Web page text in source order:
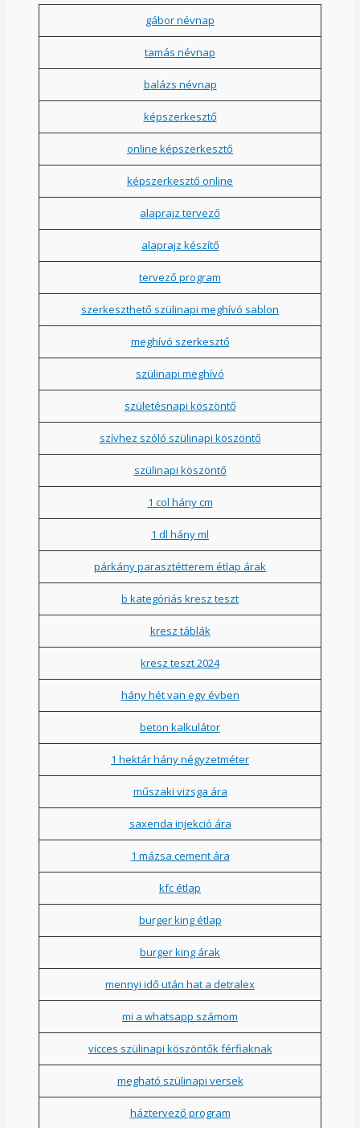
gábor névnap
tamás névnap
balázs névnap
képszerkesztő
online képszerkesztő
képszerkesztő online
alaprajz tervező
alaprajz készítő
tervező program
szerkeszthető szülinapi meghívó sablon
meghívó szerkesztő
szülinapi meghívó
születésnapi köszöntő
szívhez szóló szülinapi köszöntő
szülinapi köszöntő
1 col hány cm
1 dl hány ml
párkány parasztétterem étlap árak
b kategóriás kresz teszt
kresz táblák
kresz teszt 2024
hány hét van egy évben
beton kalkulátor
1 hektár hány négyzetméter
műszaki vizsga ára
saxenda injekció ára
1 mázsa cement ára
kfc étlap
burger king étlap
burger king árak
mennyi idő után hat a detralex
mi a whatsapp számom
vicces szülinapi köszöntők férfiaknak
megható szülinapi versek
háztervező program